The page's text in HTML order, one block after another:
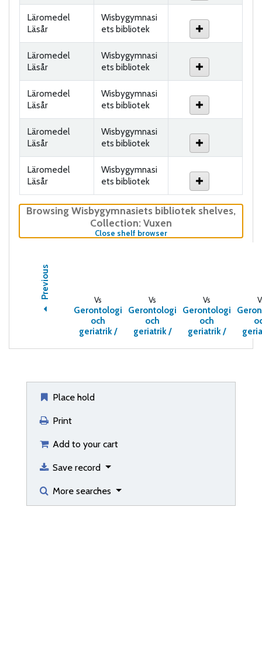
Läromedel
Läsår
Wisbygymnasi
ets bibliotek
Läromedel
Läsår
Wisbygymnasi
ets bibliotek
Läromedel
Läsår
Wisbygymnasi
ets bibliotek
Läromedel
Läsår
Wisbygymnasi
ets bibliotek
Läromedel
Läsår
Wisbygymnasi
ets bibliotek
Browsing Wisbygymnasiets bibliotek shelves,
Collection: Vuxen
Close shelf browser(Hides shelf browser)
Previous Vs
Gerontologi
och
geriatrik /
Vs
Gerontologi
och
geriatrik /
Vs
Gerontologi
och
geriatrik /
Place hold
Print
Add to your cart
Save record
More searches